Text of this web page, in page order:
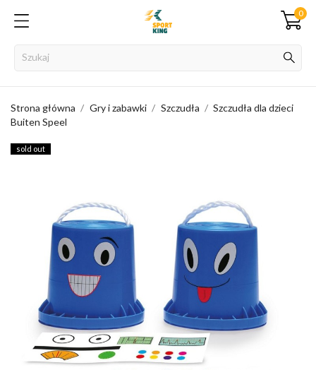
0
Strona główna Gry i zabawki Szczudła
Szczudła dla dzieci
Buiten Speel
sold out